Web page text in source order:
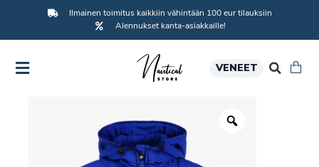
Ilmainen toimitus kaikkiin vähintään 100 eur tilauksiin
Alennukset kanta-asiakkaille!
VENEET